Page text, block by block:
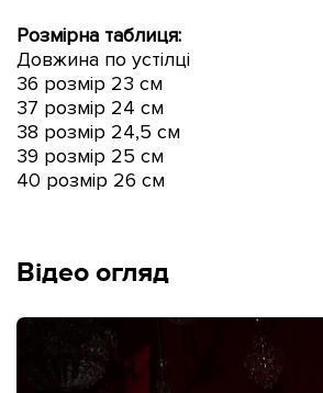
Розмірна таблиця:
Довжина по устілці
36 розмір 23 см
37 розмір 24 см
38 розмір 24,5 см
39 розмір 25 см
40 розмір 26 см
Відео огляд